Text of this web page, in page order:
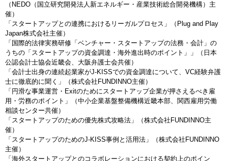
（NEDO（国立研究開発法人新エネルギー・産業技術総合開発機構）主
催）
「スタートアップとの連携におけるリーガルプロセス」（Plug and Play
Japan株式会社主催）
「国際的法律実務研修「ベンチャー・スタートアップの法務・会計」の
うちの「スタートアップの資金調達・海外進出時のポイント」」（日本
公認会計士協会近畿会、大阪弁護士会共催）
「会計士出身の連続起業家がJ-KISSでの資金調達について、VC経験弁護
士に徹底的に聞く」（株式会社FUNDINNO主催）
「円滑な事業運営・Exitのためにスタートアップ企業が押さえるべき雇
用・労務のポイント」（中小企業基盤整備機構近畿本部、関西雇用労働
相談センター共催）
「スタートアップのための優先株式攻略法」（株式会社FUNDINNO主
催）
「スタートアップのためのJ-KISS事例と活用法」（株式会社FUNDINNO
主催）
「海外スタートアップとのコラボレーションにおける契約上のポイン